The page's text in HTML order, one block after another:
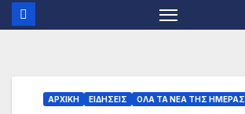
ΑΡΧΙΚΗ ΕΙΔΗΣΕΙΣ ΟΛΑ ΤΑ ΝΕΑ ΤΗΣ ΗΜΕΡΑΣ